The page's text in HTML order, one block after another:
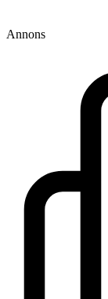
Annons